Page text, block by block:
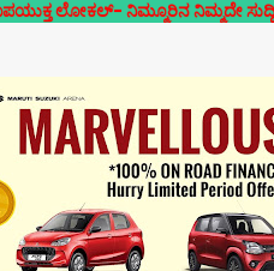
ನಿಮ್ಮೂರಿನ ನಿಮ್ಮದೇ ಸುದ್ದಿಗಳ ಲೋಕಲ್